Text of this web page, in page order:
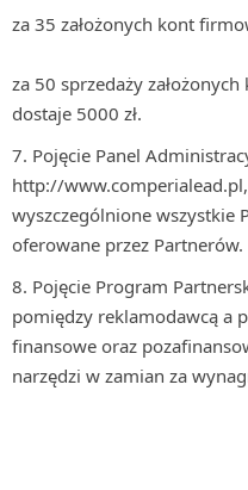
za 35 założonych kont
za 50 sprzedaży
dostaje 5000 zł.
Pojęcie Panel
http://
wyszczególnione wszystkie
oferowane przez Partnerów.
Pojęcie Program
pomiędzy reklamodawcą a
finansowe oraz
narzędzi w zamian za